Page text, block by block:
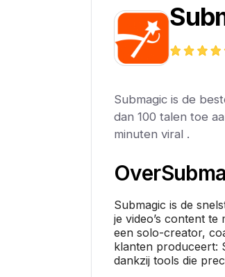
Submagic is de
dan 100 talen toe
minuten viral .
Over
Submagic is de
je video’s content
een solo-creator,
klanten produceert:
dankzij tools die